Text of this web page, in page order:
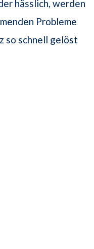
hässlich, werden
Probleme
so schnell gelöst